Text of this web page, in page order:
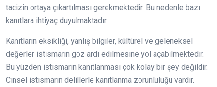
tacizin ortaya çıkartılması gerekmektedir. Bu nedenle bazı
kanıtlara ihtiyaç duyulmaktadır.
Kanıtların eksikliği, yanlış bilgiler, kültürel ve geleneksel
değerler istismarın göz ardı edilmesine yol açabilmektedir.
Bu yüzden istismarın kanıtlanması çok kolay bir şey değildir.
Cinsel istismarın delillerle kanıtlanma zorunluluğu vardır.